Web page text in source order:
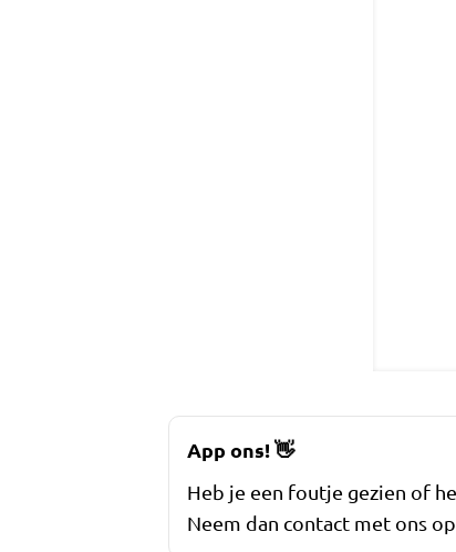
App ons!👋
Heb je een foutje gezien of
Neem dan contact met ons op.